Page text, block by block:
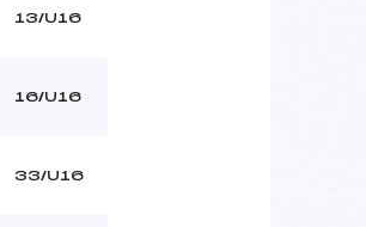
13/U16
16/U16
33/U16